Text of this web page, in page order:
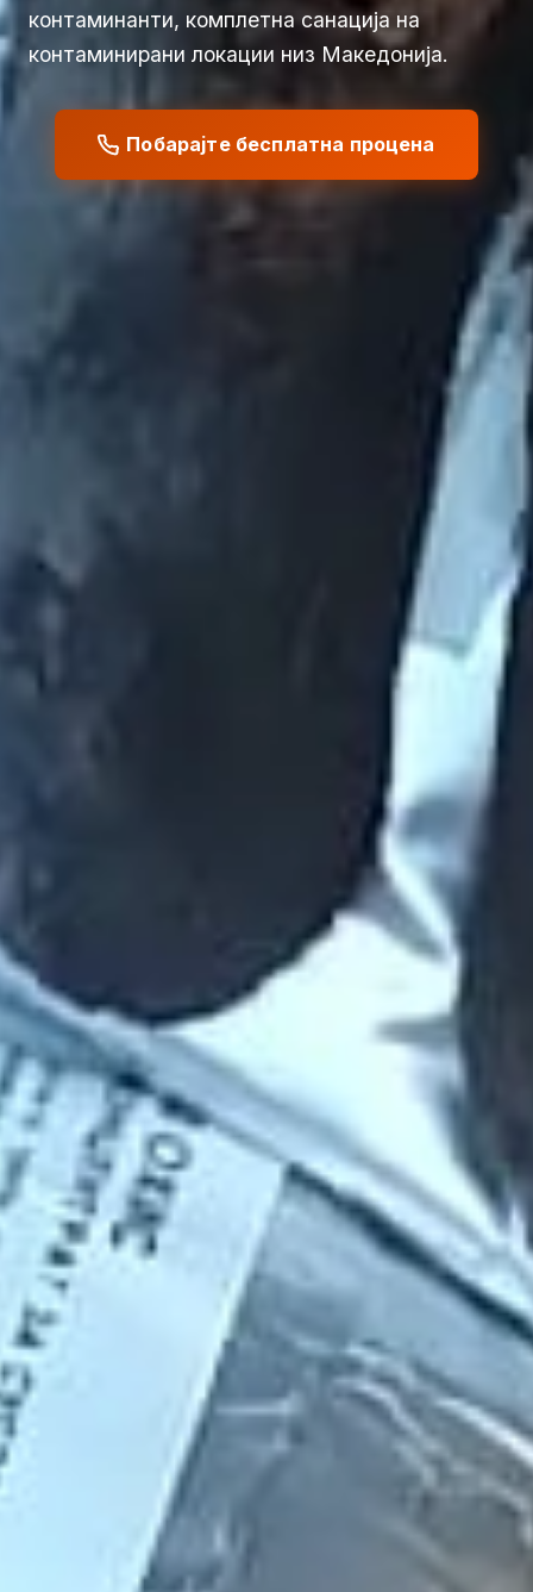
контаминанти, комплетна санација на
контаминирани локации низ Македонија.
Побарајте бесплатна процена